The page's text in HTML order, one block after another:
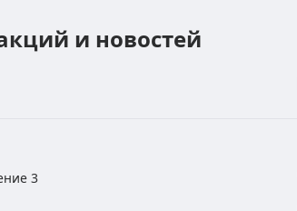
и новостей
3